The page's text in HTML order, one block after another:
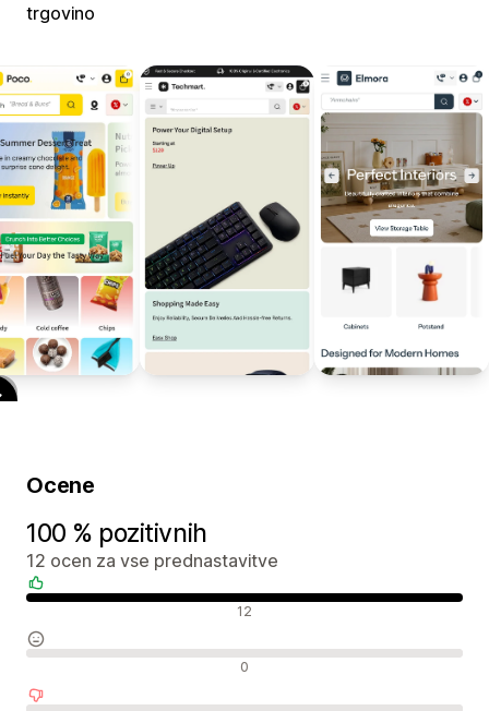
trgovino
Ocene
100 % pozitivnih
12 ocen za vse prednastavitve
12
0